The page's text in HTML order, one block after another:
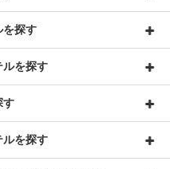
を探す
ルを探す
す
ルを探す